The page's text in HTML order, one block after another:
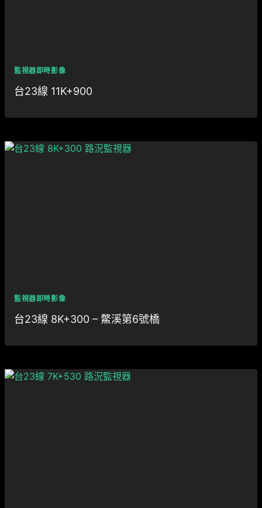
監視器即時影像
台23線 11K+900
監視器即時影像
台23線 8K+300 – 鱉溪第6號橋